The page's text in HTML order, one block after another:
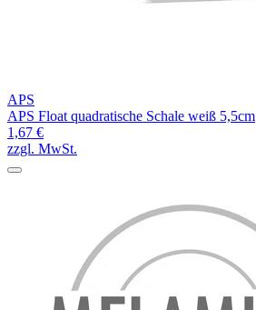
APS
APS Float quadratische Schale weiß 5,5cm
1,67 €
zzgl. MwSt.